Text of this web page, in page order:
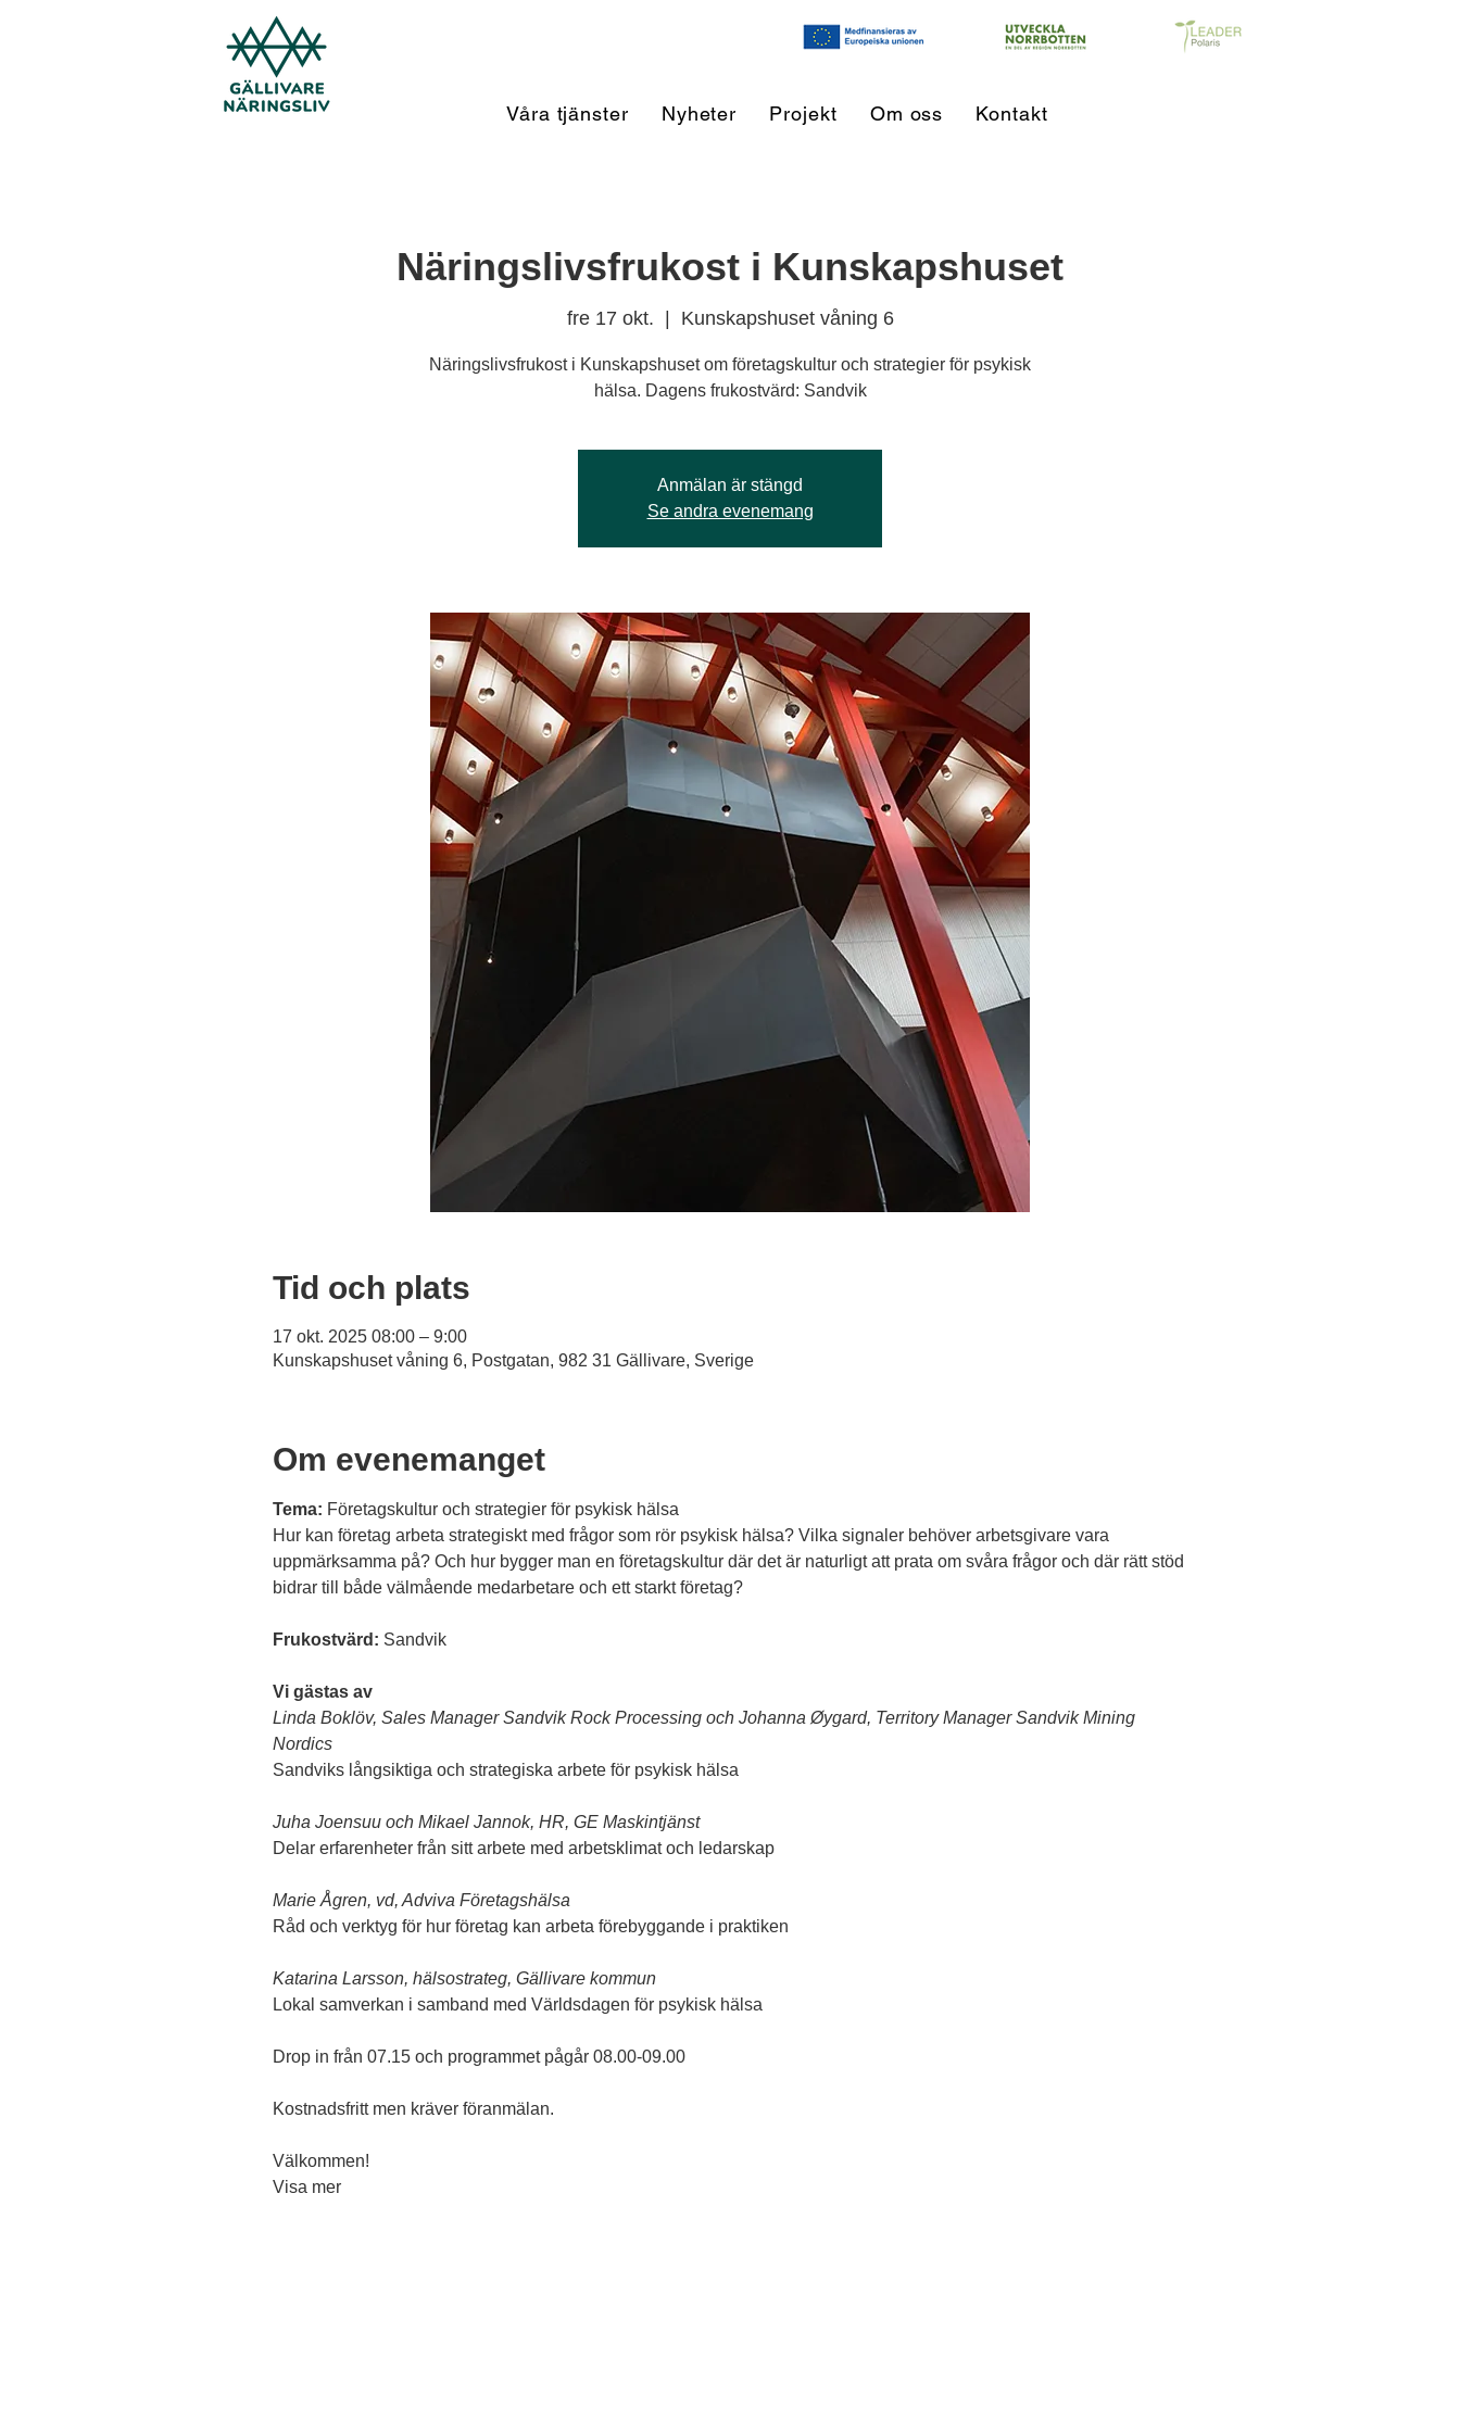
Våra tjänster Nyheter Projekt Om oss Kontakt
Näringslivsfrukost i Kunskapshuset
fre 17 okt. Kunskapshuset våning 6
Näringslivsfrukost i Kunskapshuset om företagskultur och strategier för psykisk
hälsa. Dagens frukostvärd: Sandvik
Anmälan är stängd
Se andra evenemang
Tid och plats
17 okt. 2025 08:00 – 9:00
Kunskapshuset våning 6, Postgatan, 982 31 Gällivare, Sverige
Om evenemanget
Tema: Företagskultur och strategier för psykisk hälsa
Hur kan företag arbeta strategiskt med frågor som rör psykisk hälsa? Vilka signaler behöver arbetsgivare vara
uppmärksamma på? Och hur bygger man en företagskultur där det är naturligt att prata om svåra frågor och där rätt stöd
bidrar till både välmående medarbetare och ett starkt företag?
Frukostvärd: Sandvik
Vi gästas av
Linda Boklöv, Sales Manager Sandvik Rock Processing och Johanna Øygard, Territory Manager Sandvik Mining
Nordics
Sandviks långsiktiga och strategiska arbete för psykisk hälsa
Juha Joensuu och Mikael Jannok, HR, GE Maskintjänst
Delar erfarenheter från sitt arbete med arbetsklimat och ledarskap
Marie Ågren, vd, Adviva Företagshälsa
Råd och verktyg för hur företag kan arbeta förebyggande i praktiken
Katarina Larsson, hälsostrateg, Gällivare kommun
Lokal samverkan i samband med Världsdagen för psykisk hälsa
Drop in från 07.15 och programmet pågår 08.00-09.00
Kostnadsfritt men kräver föranmälan.
Välkommen!
Visa mer